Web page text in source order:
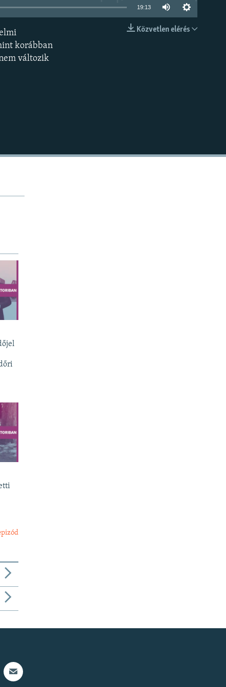
19:13
Közvetlen elérés
korábban
változik